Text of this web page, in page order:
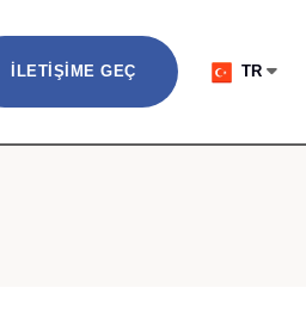
İLETIŞIME GEÇ TR